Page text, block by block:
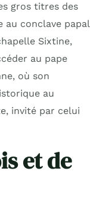
gros titres des
au conclave papal
Sixtine,
au pape
où son
au
invité par celui
et de